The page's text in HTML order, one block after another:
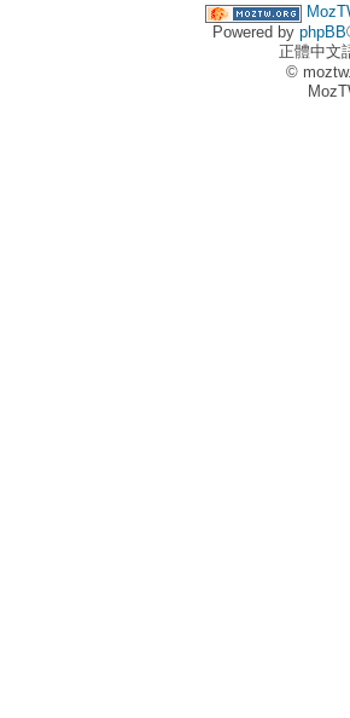
Powered by phpBB
正體中文
©